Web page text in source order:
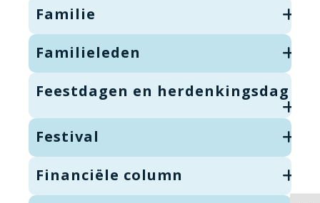
Familie
Familieleden
Feestdagen en herdenkingsdag
Festival
Financiële column